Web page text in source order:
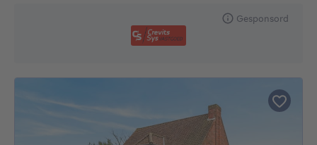
Gesponsord